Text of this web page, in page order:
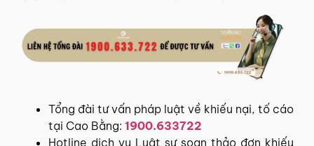
Tổng đài tư vấn pháp luật về khiếu nại, tố cáo
tại Cao Bằng: 1900.633722
Hotline dịch vụ Luật sư soạn thảo đơn khiếu